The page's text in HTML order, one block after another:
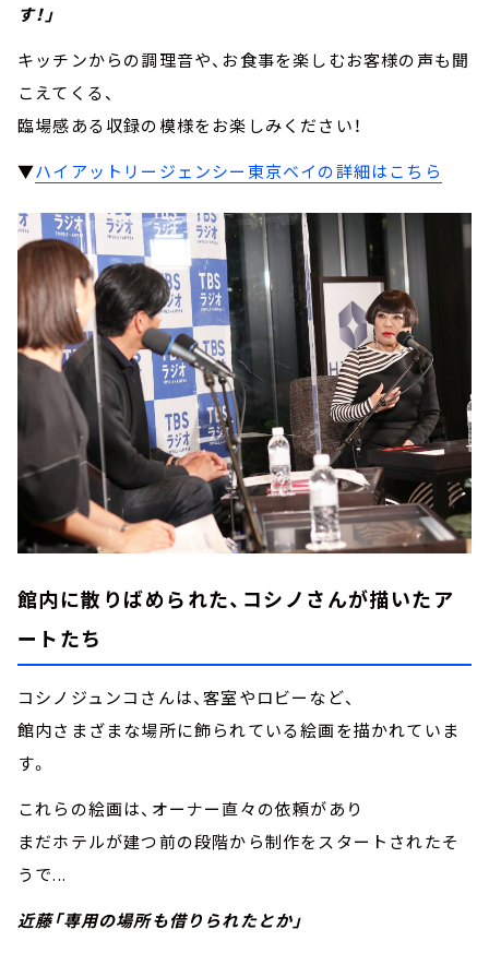
す！」
キッチンからの調理音や、お食事を楽しむお客様の声も聞
こえてくる、
臨場感ある収録の模様をお楽しみください！
▼ハイアットリージェンシー東京ベイの詳細はこちら
館内に散りばめられた、コシノさんが描いたア
ートたち
コシノジュンコさんは、客室やロビーなど、
館内さまざまな場所に飾られている絵画を描かれていま
す。
これらの絵画は、オーナー直々の依頼があり
まだホテルが建つ前の段階から制作をスタートされたそ
うで...
近藤「専用の場所も借りられたとか」